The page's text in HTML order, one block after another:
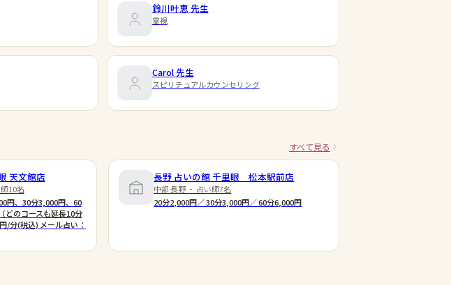
鈴川叶恵 先生
霊視
Carol先生
スピリチュアルカウンセリング
すべて見る
天文館店
10名
円、30分3,000円、60
どのコースも延長10分
/分(税込) メール占い：
長野 占いの館 千里眼 松本駅前店
中部 長野 ・ 占い師7名
20分2,000円／ 30分3,000円／ 60分6,000円